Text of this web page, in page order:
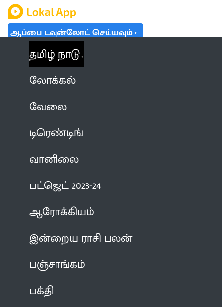
ஆப்பை டவுன்லோட் செய்யவும்
தமிழ் நாடு
லோக்கல்
வேலை
டிரெண்டிங்
வானிலை
பட்ஜெட் 2023-24
ஆரோக்கியம்
இன்றைய ராசி பலன்
பஞ்சாங்கம்
பக்தி